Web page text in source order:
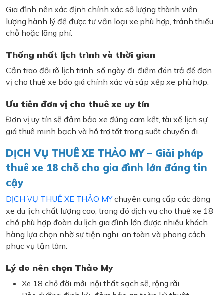
Gia đình nên xác định chính xác số lượng thành viên,
lượng hành lý để được tư vấn loại xe phù hợp, tránh thiếu
chỗ hoặc lãng phí.
Thống nhất lịch trình và thời gian
Cần trao đổi rõ lịch trình, số ngày đi, điểm đón trả để đơn
vị cho thuê xe báo giá chính xác và sắp xếp xe phù hợp.
Ưu tiên đơn vị cho thuê xe uy tín
Đơn vị uy tín sẽ đảm bảo xe đúng cam kết, tài xế lịch sự,
giá thuê minh bạch và hỗ trợ tốt trong suốt chuyến đi.
DỊCH VỤ THUÊ XE THẢO MY – Giải pháp
thuê xe 18 chỗ cho gia đình lớn đáng tin
cậy
DỊCH VỤ THUÊ XE THẢO MYchuyên cung cấp các dòng
xe du lịch chất lượng cao, trong đó dịch vụ cho thuê xe 18
chỗ phù hợp đoàn du lịch gia đình lớn được nhiều khách
hàng lựa chọn nhờ sự tiện nghi, an toàn và phong cách
phục vụ tận tâm.
Lý do nên chọn Thảo My
Xe 18 chỗ đời mới, nội thất sạch sẽ, rộng rãi